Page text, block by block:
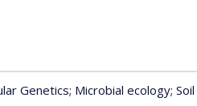
Genetics; Microbial ecology;